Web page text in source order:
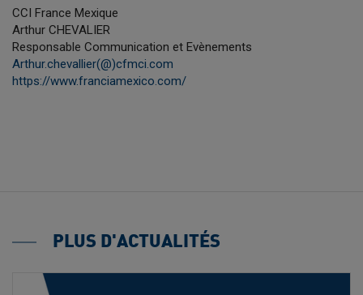
CCI France Mexique
Arthur CHEVALIER
Responsable Communication et Evènements
Arthur.chevallier(@)cfmci.com
https://www.franciamexico.com/
PLUS D'ACTUALITÉS